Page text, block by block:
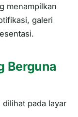
menampilkan
galeri
Berguna
pada layar